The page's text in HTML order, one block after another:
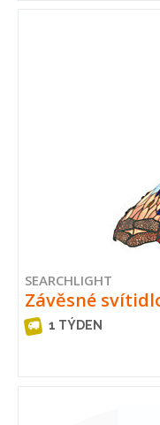
SEARCHLIGHT
Závěsné
1 TÝDEN